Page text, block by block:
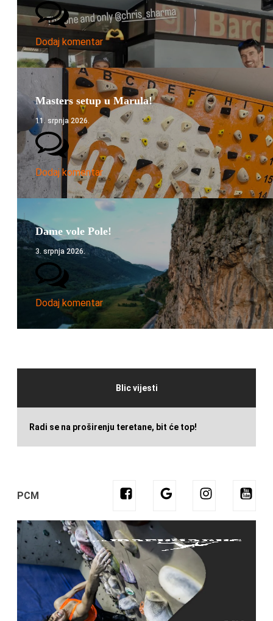
Dodaj komentar
Masters setup u Marula!
11. srpnja 2026.
Dodaj komentar
Dame vole Pole!
3. srpnja 2026.
Dodaj komentar
Blic vijesti
Radi se na proširenju teretane, bit će top!
PCM